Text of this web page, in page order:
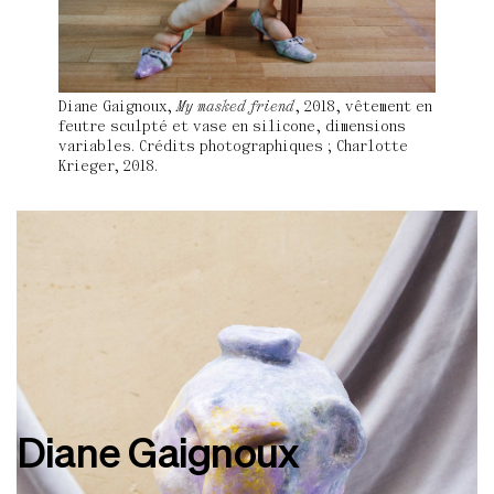
Diane Gaignoux
Diane Gaignoux,My masked friend, 2018, vêtement en
feutre sculpté et vase en silicone, dimensions
variables. Crédits photographiques ; Charlotte
Krieger, 2018.